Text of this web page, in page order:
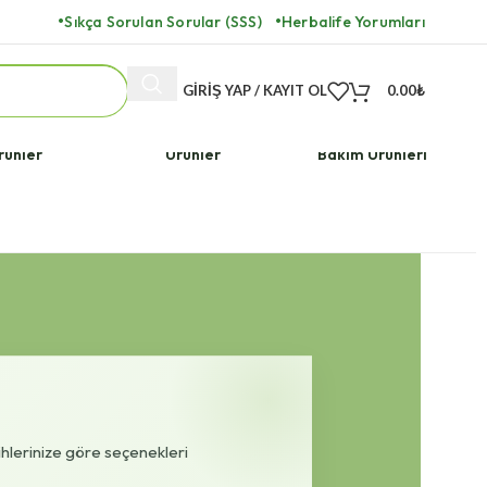
Sıkça Sorulan Sorular (SSS) Herbalife Yorumları
GIRIŞ YAP / KAYIT OL 0.00₺
Ürünler
Bakım Ürünleri
göre seçenekleri